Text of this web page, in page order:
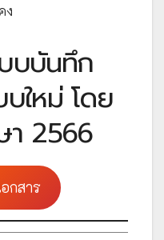
ง
บบันทึก
ใหม่ โดย
2566
กสาร